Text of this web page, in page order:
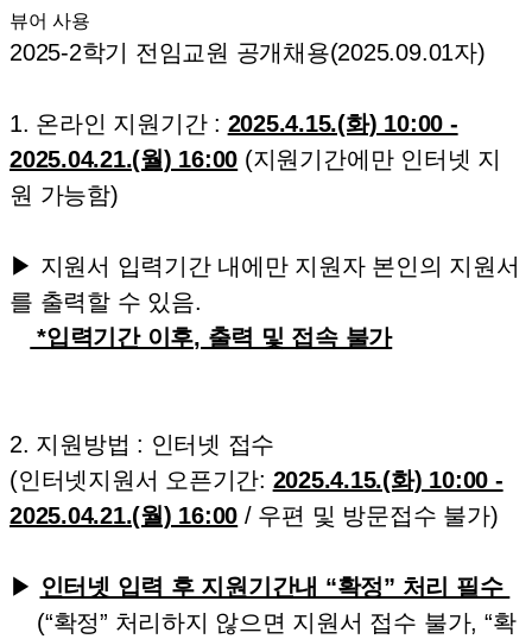
뷰어 사용
2025-2학기 전임교원 공개채용(2025.09.01자)
1. 온라인 지원기간 : 2025.4.15.(화) 10:00 -
2025.04.21.(월) 16:00 (지원기간에만 인터넷 지
원 가능함)
▶ 지원서 입력기간 내에만 지원자 본인의 지원서
를 출력할 수 있음.
*입력기간 이후, 출력 및 접속 불가
2. 지원방법 : 인터넷 접수
(인터넷지원서 오픈기간: 2025.4.15.(화) 10:00 -
2025.04.21.(월) 16:00 / 우편 및 방문접수 불가)
▶ 인터넷 입력 후 지원기간내 “확정” 처리 필수
(“확정” 처리하지 않으면 지원서 접수 불가, “확